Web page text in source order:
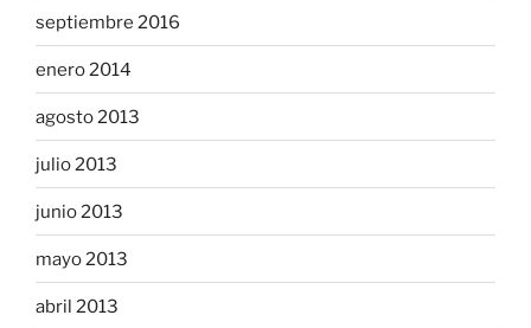
septiembre 2016
enero 2014
agosto 2013
julio 2013
junio 2013
mayo 2013
abril 2013